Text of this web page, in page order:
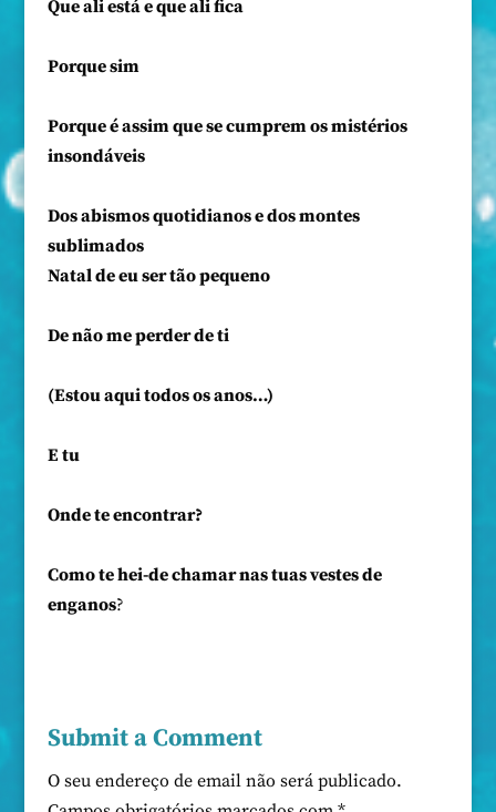
Que ali está e que ali fica
Porque sim
Porque é assim que se cumprem os mistérios
insondáveis
Dos abismos quotidianos e dos montes
sublimados
Natal de eu ser tão pequeno
De não me perder de ti
(Estou aqui todos os anos…)
E tu
Onde te encontrar?
Como te hei-de chamar nas tuas vestes de
enganos?
Submit a Comment
O seu endereço de email não será publicado.